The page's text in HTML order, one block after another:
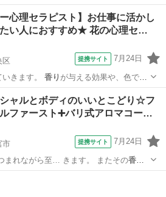
ー心理セラピスト】お仕事に活かし
い人におすすめ★ 花の心理セ…
区 提携サイト 7月24日
きます。 香り が与える効果や、色で現
ャルとボディのいいとこどり☆フ
ファースト➕バリ式アロマコー…
市 提携サイト 7月24日
まれながら至… きます。 またその香り